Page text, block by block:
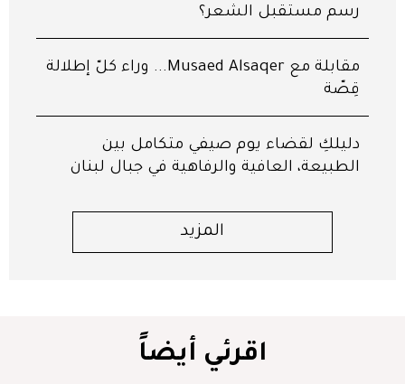
رسم مستقبل الشعر؟
مقابلة مع Musaed Alsaqer... وراء كلّ إطلالة
قِصّة
دليلكِ لقضاء يوم صيفي متكامل بين
الطبيعة، العافية والرفاهية في جبال لبنان
المزيد
اقرئي أيضاً